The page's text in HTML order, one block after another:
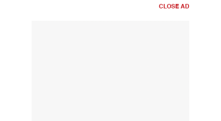
CLOSE AD